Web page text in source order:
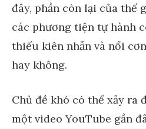
đây, phần còn lại của thế
các phương tiện tự hành
thiếu kiên nhẫn và nổi
hay không.
Chủ đề khó có thể xảy ra
một video YouTube gần